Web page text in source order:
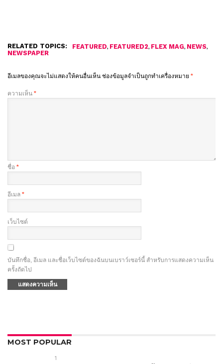
RELATED TOPICS: FEATURED, FEATURED2, FLEX MAG, NEWS,
NEWSPAPER
อีเมลของคุณจะไม่แสดงให้คนอื่นเห็น ช่องข้อมูลจำเป็นถูกทำเครื่องหมาย *
ความเห็น *
ชื่อ *
อีเมล *
เว็บไซต์
บันทึกชื่อ, อีเมล และชื่อเว็บไซต์ของฉันบนเบราว์เซอร์นี้ สำหรับการแสดงความเห็น
ครั้งถัดไป
MOST POPULAR
1